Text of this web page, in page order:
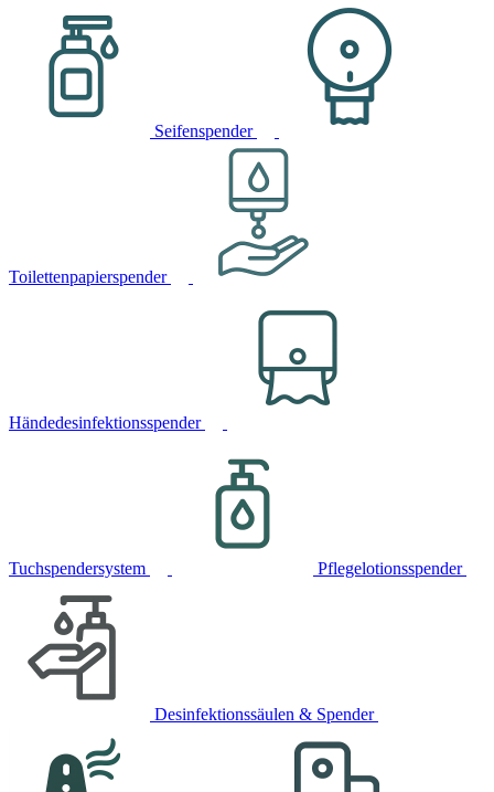
Seifenspender
Toilettenpapierspender
Händedesinfektionsspender
Tuchspendersystem Pflegelotionsspender
Desinfektionssäulen & Spender